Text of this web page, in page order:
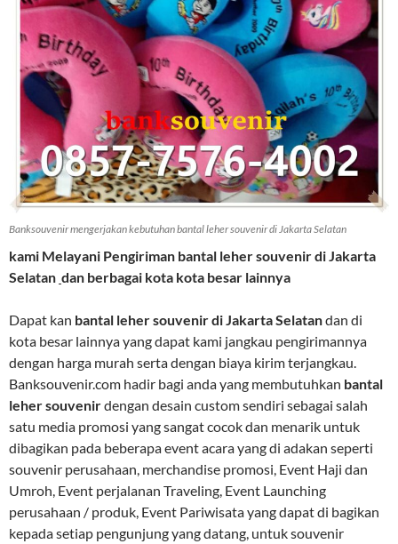
Banksouvenir mengerjakan kebutuhan bantal leher souvenir di Jakarta Selatan
kami Melayani Pengiriman bantal leher souvenir di Jakarta
Selatan dan berbagai kota kota besar lainnya
Dapat kan bantal leher souvenir di Jakarta Selatandan di
kota besar lainnya yang dapat kami jangkau pengirimannya
dengan harga murah serta dengan biaya kirim terjangkau.
Banksouvenir.com hadir bagi anda yang membutuhkan bantal
leher souvenirdengan desain custom sendiri sebagai salah
satu media promosi yang sangat cocok dan menarik untuk
dibagikan pada beberapa event acara yang di adakan seperti
souvenir perusahaan, merchandise promosi, Event Haji dan
Umroh, Event perjalanan Traveling, Event Launching
perusahaan / produk, Event Pariwisata yang dapat di bagikan
kepada setiap pengunjung yang datang, untuk souvenir